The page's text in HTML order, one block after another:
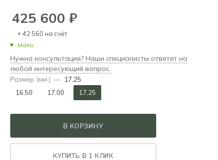
425 600 ₽
+ 42 560 на счёт
Мало
Нужна консультация? Наши специалисты ответят на
любой интересующий вопрос.
Размер (мм.) — 17,25
16,50 17,00 17,25
В КОРЗИНУ
КУПИТЬ В 1 КЛИК